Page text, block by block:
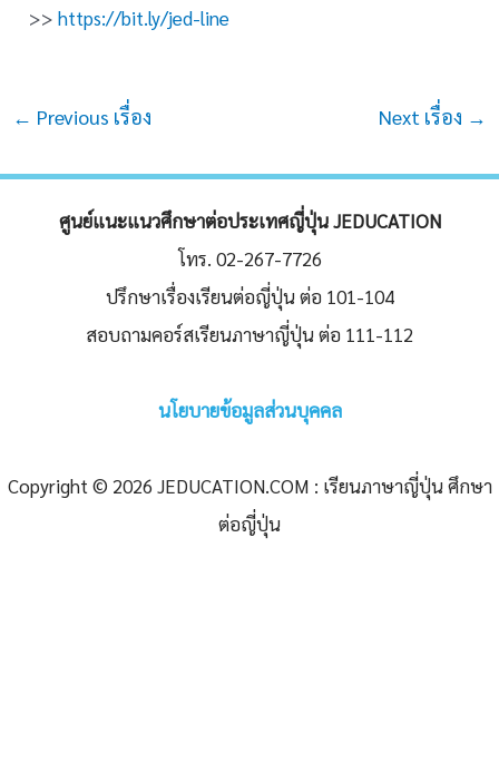
>>https://bit.ly/jed-line
Post
← Previous เรื่อง Next เรื่อง →
ศูนย์แนะแนวศึกษาต่อประเทศญี่ปุ่น JEDUCATION
โทร. 02-267-7726
ปรึกษาเรื่องเรียนต่อญี่ปุ่น ต่อ 101-104
สอบถามคอร์สเรียนภาษาญี่ปุ่น ต่อ 111-112
นโยบายข้อมูลส่วนบุคคล
Copyright © 2026 JEDUCATION.COM : เรียนภาษาญี่ปุ่น ศึกษา
ต่อญี่ปุ่น